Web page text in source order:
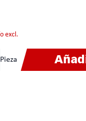
excl.
la cantidad
Pieza